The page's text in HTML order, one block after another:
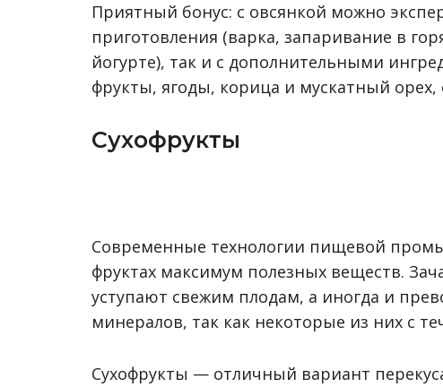
Приятный бонус: с овсянкой можно
приготовления (варка, запаривание в
йогурте), так и с дополнительными
фрукты, ягоды, корица и мускатный орех,
Сухофрукты
Современные технологии пищевой
фруктах максимум полезных веществ.
уступают свежим плодам, а иногда и
минералов, так как некоторые из них с
Сухофрукты — отличный вариант